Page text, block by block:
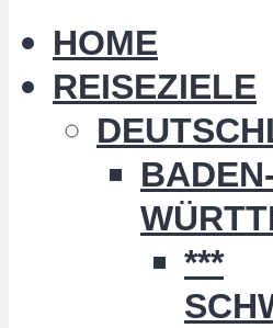
HOME
REISEZIELE
***